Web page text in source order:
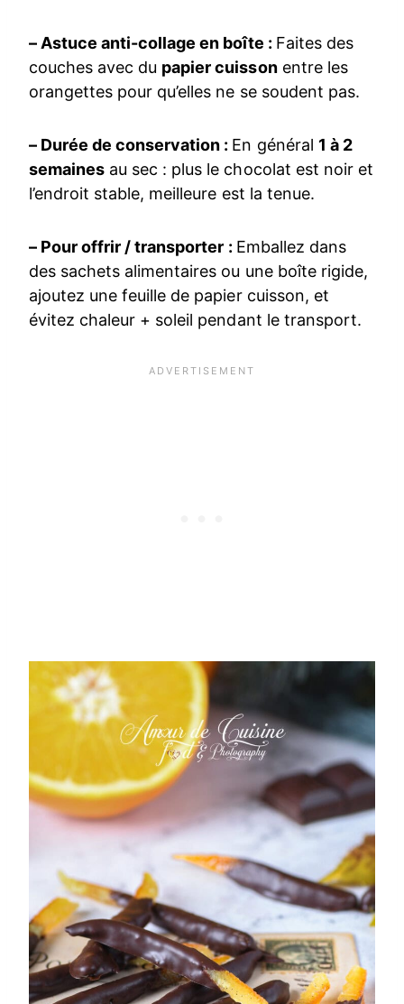
– Astuce anti-collage en boîte : Faites des
couches avec du papier cuissonentre les
orangettes pour qu’elles ne se soudent pas.
– Durée de conservation : En général 1 à 2
semaines au sec : plus le chocolat est noir et
l’endroit stable, meilleure est la tenue.
– Pour offrir / transporter : Emballez dans
des sachets alimentaires ou une boîte rigide,
ajoutez une feuille de papier cuisson, et
évitez chaleur + soleil pendant le transport.